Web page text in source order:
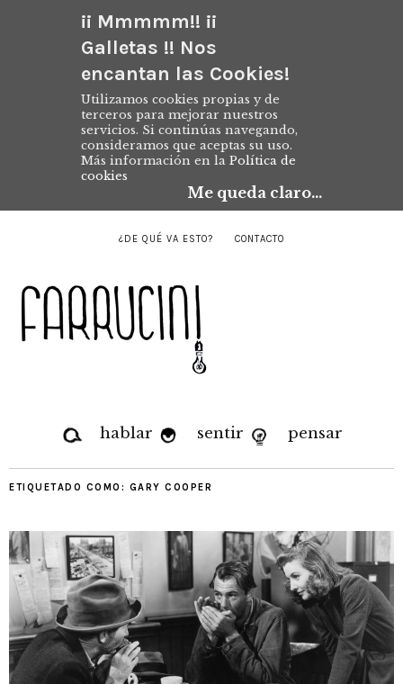
¡¡ Mmmmm!! ¡¡
Galletas !! Nos
encantan las Cookies!
Utilizamos cookies propias y de
terceros para mejorar nuestros
servicios. Si continúas navegando,
consideramos que aceptas su uso.
Más información en la Política de
cookies
Me queda claro...
¿DE QUÉ VA ESTO? CONTACTO
hablar sentir pensar
ETIQUETADO COMO: GARY COOPER